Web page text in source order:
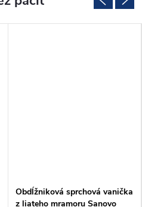
Obdĺžniková sprchová vanička
z liateho mramoru Sanovo